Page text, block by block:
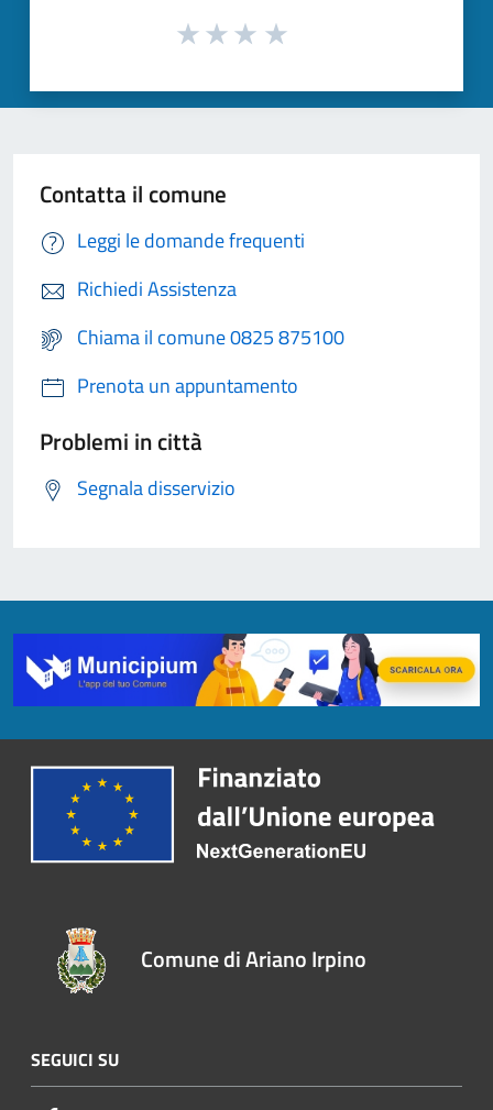
Contatta il comune
Leggi le domande frequenti
Richiedi Assistenza
Chiama il comune 0825 875100
Prenota un appuntamento
Problemi in città
Segnala disservizio
Comune di Ariano Irpino
SEGUICI SU